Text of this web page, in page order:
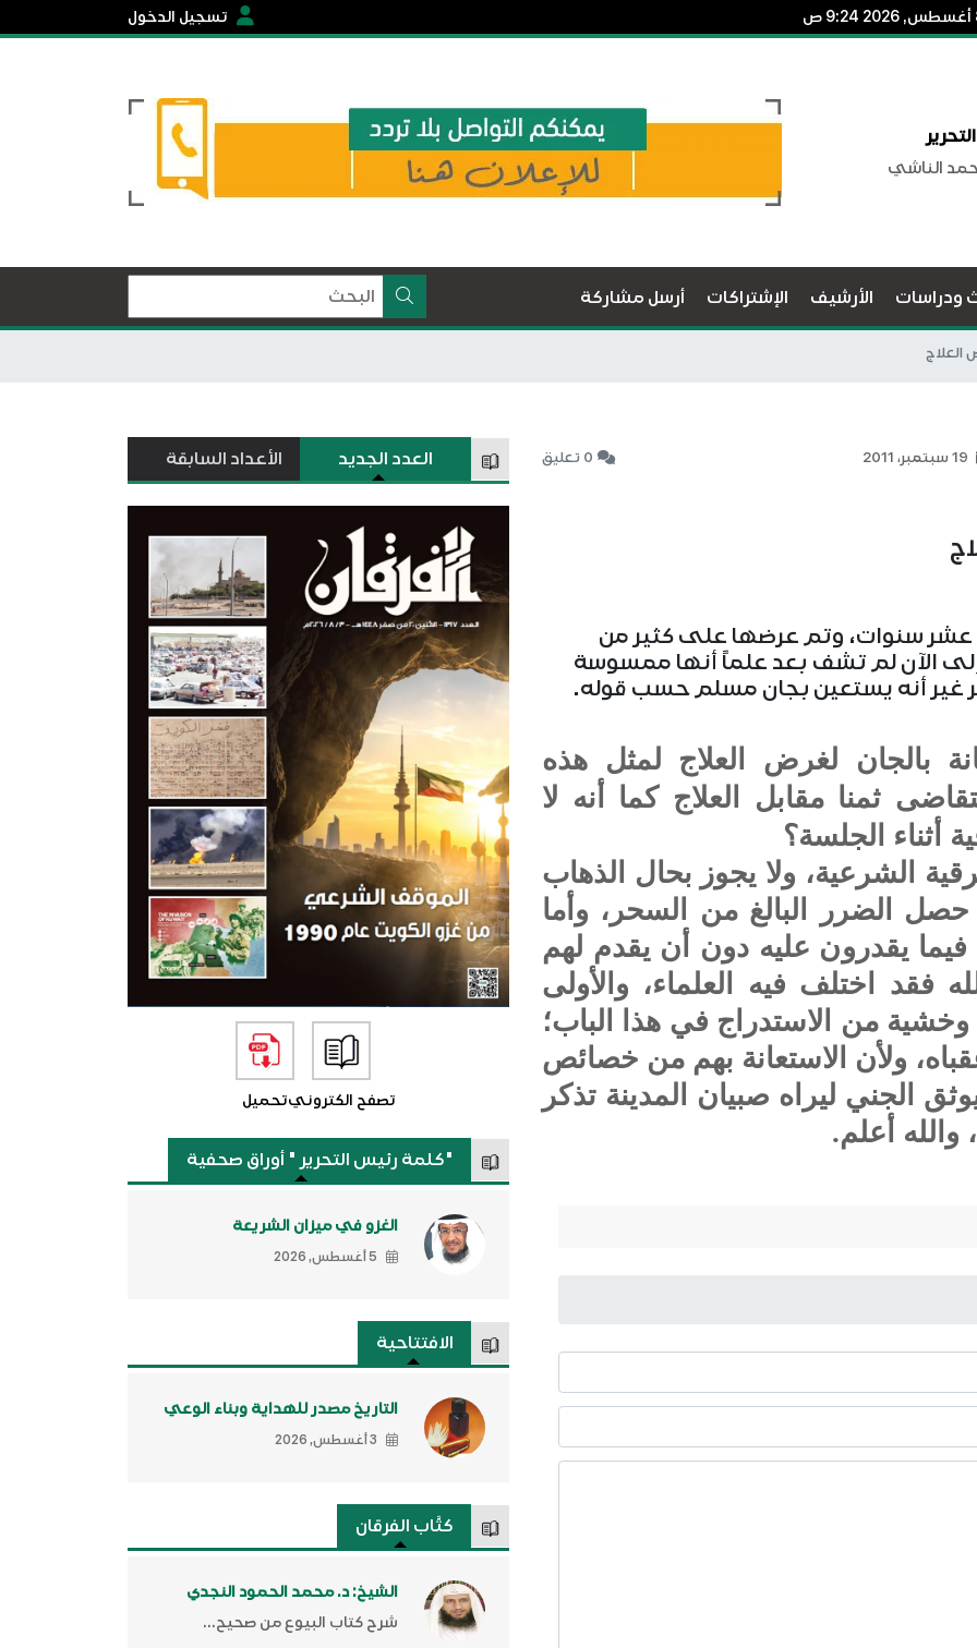
تسجيل الدخول
الناشي
ودراسات الأرشيف الإشتراكات أرسل مشاركة
العلاج
0 تعليق
عشر سنوات، وتم عرضها على كثير من
وإلى الآن لم تشف بعد علماً أنها ممسوسة
غير أنه يستعين بجان مسلم حسب قوله.
بالجان لغرض العلاج لمثل هذه
ثمنا مقابل العلاج كما أنه لا
أثناء الجلسة؟
الشرعية، ولا يجوز بحال الذهاب
الضرر البالغ من السحر، وأما
يقدرون عليه دون أن يقدم لهم
فقد اختلف فيه العلماء، والأولى
من الاستدراج في هذا الباب؛
ولأن الاستعانة بهم من خصائص
الجني ليراه صبيان المدينة تذكر
أعلم.
العدد الجديد الأعداد السابقة
تصفح الكترونيتحميل
"كلمة رئيس التحرير " أوراق صحفية
الغزو في ميزان الشريعة
5 أغسطس, 2026
الافتتاحية
التاريخ مصدر للهداية وبناء الوعي
3 أغسطس, 2026
كتَّاب الفرقان
الشيخ: د. محمد الحمود النجدي
شرح كتاب البيوع من صحيح...